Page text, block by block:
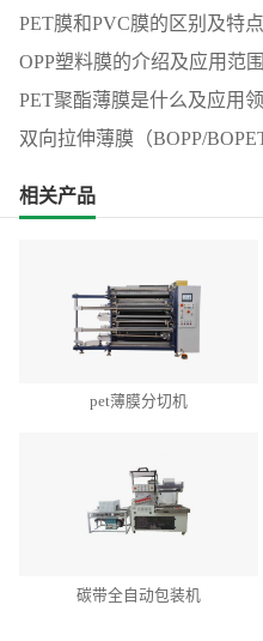
PET膜和PVC膜的区别及特点
OPP塑料膜的介绍及应用范围
PET聚酯薄膜是什么及应用
双向拉伸薄膜（BOPP/
相关产品
pet薄膜分切机
碳带全自动包装机